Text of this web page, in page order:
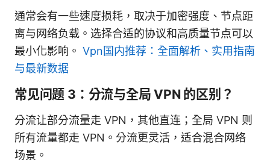
通常会有一些速度损耗，取决于加密强度、节点距
离与网络负载。选择合适的协议和高质量节点可以
最小化影响。 Vpn国内推荐：全面解析、实用指南
与最新数据
常见问题 3：分流与全局 VPN 的区别？
分流让部分流量走 VPN，其他直连；全局 VPN 则
所有流量都走 VPN。分流更灵活，适合混合网络
场景。